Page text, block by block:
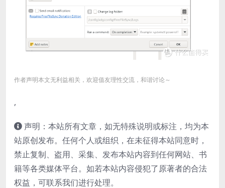
作者声明本文无利益相关，欢迎值友理性交流，和谐讨论～
,
声明：本站所有文章，如无特殊说明或标注，均为本
站原创发布。任何个人或组织，在未征得本站同意时，
禁止复制、盗用、采集、发布本站内容到任何网站、书
籍等各类媒体平台。如若本站内容侵犯了原著者的合法
权益，可联系我们进行处理。